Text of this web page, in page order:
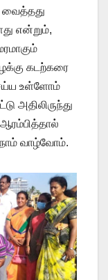
என்றும்,
கடற்கரை
உள்ளோம்
அதிலிருந்து
வாழ்வோம்.